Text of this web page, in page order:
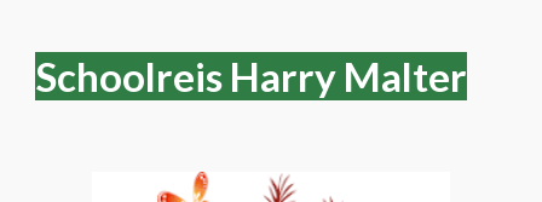
Schoolreis Harry Malter